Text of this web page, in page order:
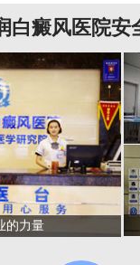
白癜风医院安
的力量